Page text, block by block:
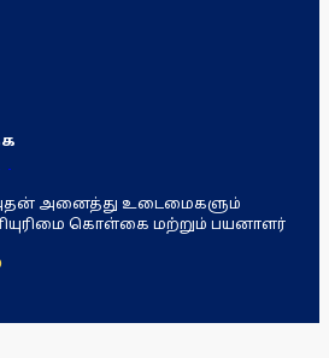
அதன் அனைத்து உடைமைகளும்
கொள்கை மற்றும் பயனாளர்